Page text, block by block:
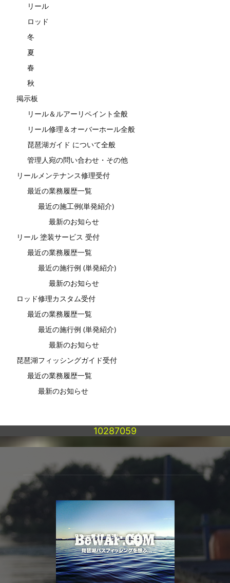
リール
ロッド
冬
夏
春
秋
掲示板
リール＆ルアーリペイント全般
リール修理＆オーバーホール全般
琵琶湖ガイド について全般
管理人宛の問い合わせ・その他
リールメンテナンス修理受付
最近の業務履歴一覧
最近の施工例(単発紹介)
最新のお知らせ
リール 塗装サービス 受付
最近の業務履歴一覧
最近の施行例 (単発紹介)
最新のお知らせ
ロッド修理カスタム受付
最近の業務履歴一覧
最近の施行例 (単発紹介)
最新のお知らせ
琵琶湖フィッシングガイド受付
最近の業務履歴一覧
最新のお知らせ
10287059